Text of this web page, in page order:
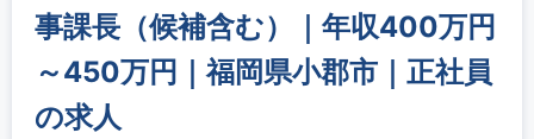
事課長（候補含む）｜年収400万円
～450万円｜福岡県小郡市｜正社員
の求人